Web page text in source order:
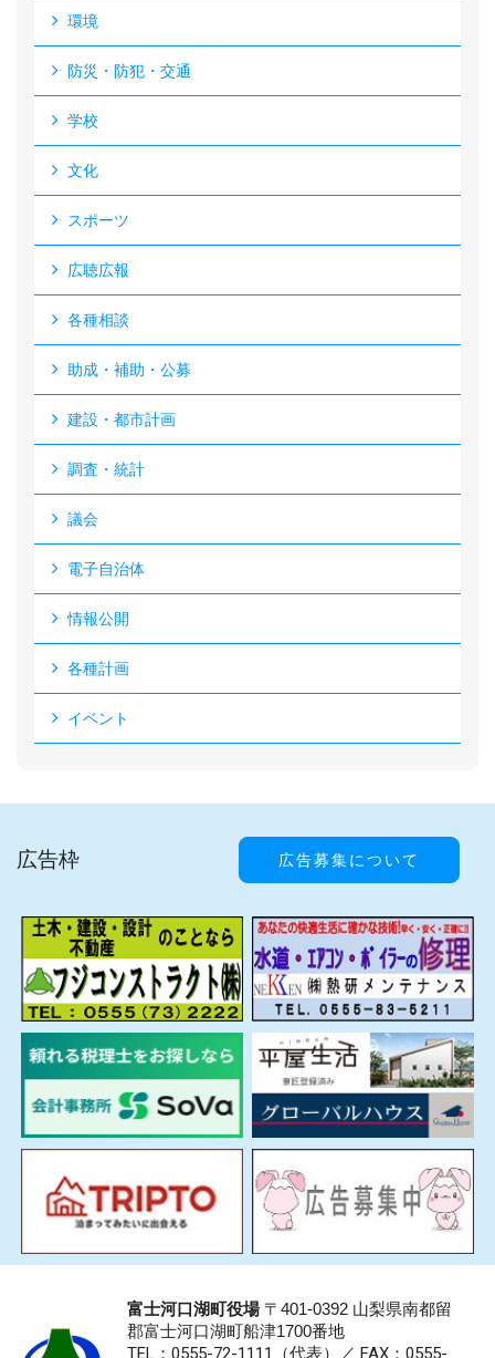
環境
防災・防犯・交通
学校
文化
スポーツ
広聴広報
各種相談
助成・補助・公募
建設・都市計画
調査・統計
議会
電子自治体
情報公開
各種計画
イベント
広告枠 広告募集について
富士河口湖町役場〒401-0392 山梨県南都留
郡富士河口湖町船津1700番地
TEL：0555-72-1111 （代表）／ FAX：0555-